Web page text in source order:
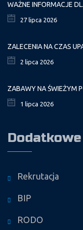
27 lipca 2026
ZALECENIA NA CZAS
2 lipca 2026
ZABAWY NA ŚWIEŻYM
1 lipca 2026
Rekrutacja
BIP
RODO